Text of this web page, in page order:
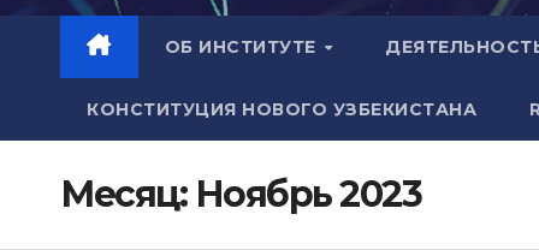
ОБ ИНСТИТУТЕ
КОНСТИТУЦИЯ НОВОГО УЗБЕКИСТАНА
Месяц: Ноябрь 2023